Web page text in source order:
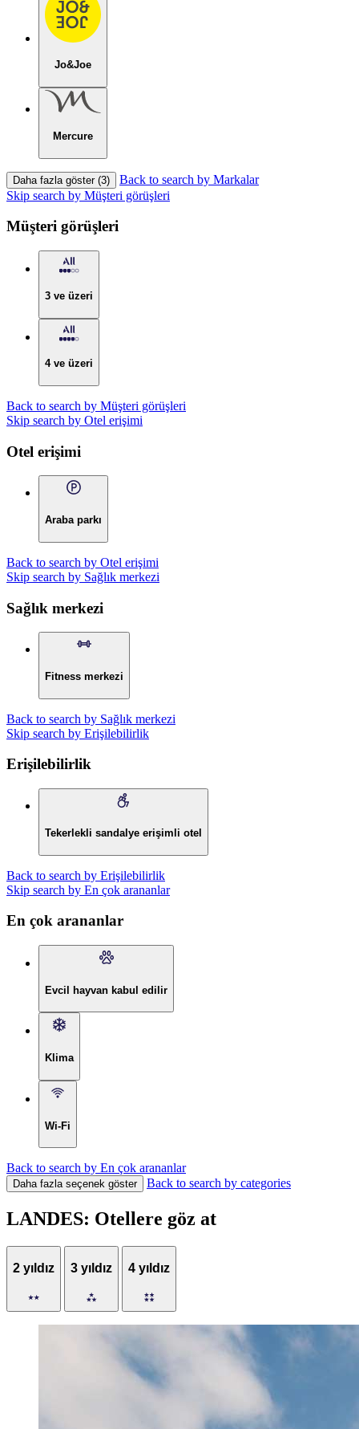
Jo&Joe
Mercure
Daha fazla göster (3)
Back to search by Markalar
Skip search by Müşteri görüşleri
Müşteri görüşleri
3 ve üzeri
4 ve üzeri
Back to search by Müşteri görüşleri
Skip search by Otel erişimi
Otel erişimi
Araba parkı
Back to search by Otel erişimi
Skip search by Sağlık merkezi
Sağlık merkezi
Fitness merkezi
Back to search by Sağlık merkezi
Skip search by Erişilebilirlik
Erişilebilirlik
Tekerlekli sandalye erişimli otel
Back to search by Erişilebilirlik
Skip search by En çok arananlar
En çok arananlar
Evcil hayvan kabul edilir
Klima
Wi-Fi
Back to search by En çok arananlar
Daha fazla seçenek göster Back to search by categories
LANDES: Otellere göz at
2 yıldız 3 yıldız 4 yıldız